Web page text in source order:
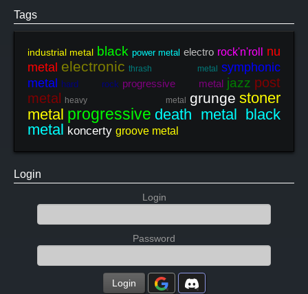
Tags
industrial metal black power metal electro rock'n'roll
nu
metal electronic thrash metal symphonic
metal
hard rock progressive metal jazz post
metal
heavy metal grunge stoner
metal progressive death metal black
metal koncerty groove metal
Login
Login
Password
Login